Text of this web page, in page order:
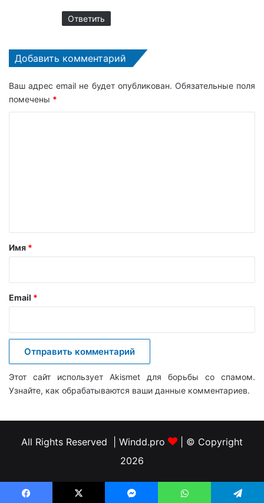
Ответить
Добавить комментарий
Ваш адрес email не будет опубликован. Обязательные поля
помечены *
а
й
Имя *
Email *
Этот сайт использует Akismet для борьбы со спамом.
Узнайте, как обрабатываются ваши данные комментариев.
All Rights Reserved | Windd.pro
| © Copyright
2026